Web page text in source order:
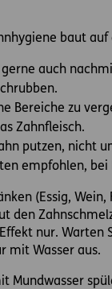
baut
auch
Bereiche zu
Zahnfleisch.
putzen, nicht
empfohlen,
(Essig,
den
nur.
mit Wasser aus.
Mundwasser